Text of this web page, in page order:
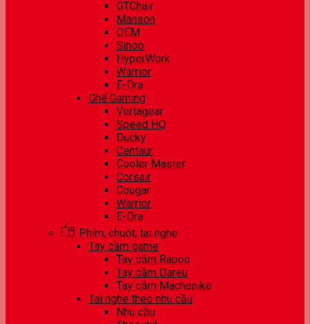
GTChair
Manson
OEM
Sihoo
HyperWork
Warrior
E-Dra
Ghế Gaming
Vertagear
Speed HQ
Ducky
Centaur
Cooler Master
Corsair
Cougar
Warrior
E-Dra
Phím, chuột, tai nghe
Tay cầm game
Tay cầm Rapoo
Tay cầm Dareu
Tay cầm Machenike
Tai nghe theo nhu cầu
Nhu cầu